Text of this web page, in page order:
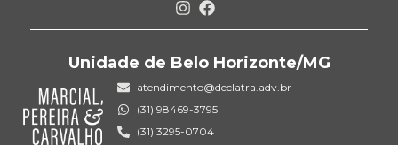
Unidade de Belo Horizonte/MG
atendimento@declatra.adv.br
(31) 98469-3795
(31) 3295-0704